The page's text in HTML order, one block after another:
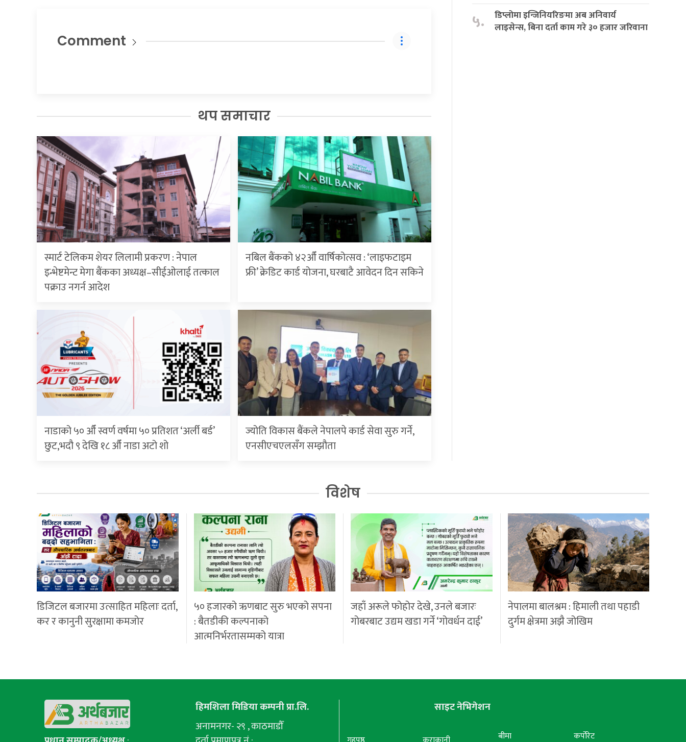
Comment
थप समाचार
स्मार्ट टेलिकम शेयर लिलामी प्रकरण : नेपाल
इन्भेष्टमेन्ट मेगा बैंकका अध्यक्ष–सीईओलाई तत्काल
पक्राउ नगर्न आदेश
नबिल बैंकको ४२औँ वार्षिकोत्सव : ‘लाइफटाइम
फ्री’ क्रेडिट कार्ड योजना, घरबाटै आवेदन दिन सकिने
नाडाको ५० औँ स्वर्ण वर्षमा ५० प्रतिशत ‘अर्ली बर्ड’
छुट,भदौ ९ देखि १८ औँ नाडा अटो शो
ज्योति विकास बैंकले नेपालपे कार्ड सेवा सुरु गर्ने,
एनसीएचएलसँग सम्झौता
५.
डिप्लोमा इन्जिनियरिङमा अब अनिवार्य
लाइसेन्स, बिना दर्ता काम गरे ३० हजार जरिवाना
विशेष
डिजिटल बजारमा उत्साहित महिलाः दर्ता,
कर र कानुनी सुरक्षामा कमजोर
५० हजारको ऋणबाट सुरु भएको सपना
: बैतडीकी कल्पनाको
आत्मनिर्भरतासम्मको यात्रा
जहाँ अरूले फोहोर देखे, उनले बजारः
गोबरबाट उद्यम खडा गर्ने ‘गोवर्धन दाई’
नेपालमा बालश्रम : हिमाली तथा पहाडी
दुर्गम क्षेत्रमा अझै जोखिम
हिमशिला मिडिया कम्पनी प्रा.लि.
अनामनगर- २९ , काठमाडौँ
साइट नेभिगेशन
बीमा कर्पोरेट